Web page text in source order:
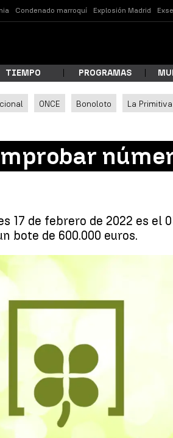
Condenado marroquí Explosión Madrid
TIEMPO PROGRAMAS
ONCE Bonoloto La Primitiva
17 de febrero de 2022 es el
bote de 600.000 euros.